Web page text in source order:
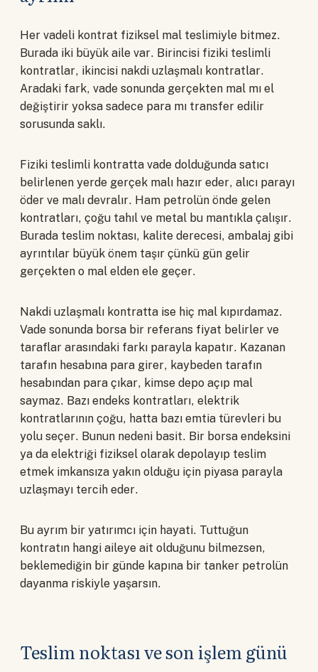
Her vadeli kontrat fiziksel mal teslimiyle bitmez.
Burada iki büyük aile var. Birincisi fiziki teslimli
kontratlar, ikincisi nakdi uzlaşmalı kontratlar.
Aradaki fark, vade sonunda gerçekten mal mı el
değiştirir yoksa sadece para mı transfer edilir
sorusunda saklı.
Fiziki teslimli kontratta vade dolduğunda satıcı
belirlenen yerde gerçek malı hazır eder, alıcı parayı
öder ve malı devralır. Ham petrolün önde gelen
kontratları, çoğu tahıl ve metal bu mantıkla çalışır.
Burada teslim noktası, kalite derecesi, ambalaj gibi
ayrıntılar büyük önem taşır çünkü gün gelir
gerçekten o mal elden ele geçer.
Nakdi uzlaşmalı kontratta ise hiç mal kıpırdamaz.
Vade sonunda borsa bir referans fiyat belirler ve
taraflar arasındaki farkı parayla kapatır. Kazanan
tarafın hesabına para girer, kaybeden tarafın
hesabından para çıkar, kimse depo açıp mal
saymaz. Bazı endeks kontratları, elektrik
kontratlarının çoğu, hatta bazı emtia türevleri bu
yolu seçer. Bunun nedeni basit. Bir borsa endeksini
ya da elektriği fiziksel olarak depolayıp teslim
etmek imkansıza yakın olduğu için piyasa parayla
uzlaşmayı tercih eder.
Bu ayrım bir yatırımcı için hayati. Tuttuğun
kontratın hangi aileye ait olduğunu bilmezsen,
beklemediğin bir günde kapına bir tanker petrolün
dayanma riskiyle yaşarsın.
Teslim noktası ve son işlem günü